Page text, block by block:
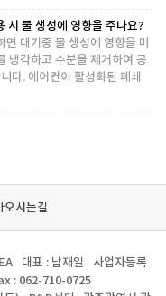
시 물 생성에 영향을 주나요?
대기중 물 생성에 영향을 미
냉각하고 수분을 제거하여 공
다. 에어컨이 활성화된 폐쇄
오시는길
대표 : 남재일
사업자등록
: 062-710-0725